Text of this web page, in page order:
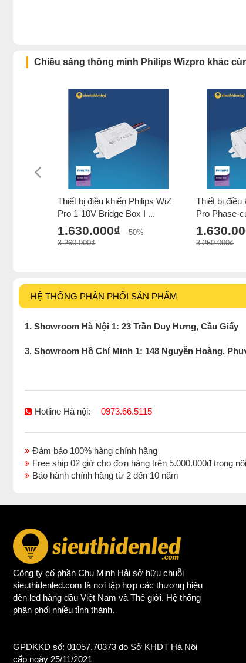
Chiếu sáng thông minh Philips Wizpro khác
Thiết bị điều khiển Philips WiZ
Pro 1-10V Bridge Box I ...
1.630.000₫
-50%
3.260.000₫
Thiết bị điều
Pro Phase-
3.260.000₫
HỆ THỐNG PHÂN PHỐI SẢN PHẨM
1. Showroom Hà Nội 1: 23 Trần Duy Hưng, Cầu Giấy
3. Showroom Hồ Chí Minh 1: 148 Nguyễn Hoàng,
Hotline Hà nội: 0973.66.5115
Đảm bảo 100% hàng chính hãng
Free ship 02 giờ cho đơn hàng trên 5.000.000đ trong
Bảo hành chính hãng từ 2 đến 10 năm
Công ty cổ phần Chu Minh Hải sở hữu chuỗi
sieuthidenled.com là nơi tập hợp các thương hiệu
đèn led hàng đầu Việt Nam và Thế giới. Hệ thống
phân phối nhiều tỉnh thành.
GPĐKKD số: 01057.70373 do Sở KHĐT Hà Nội
cấp ngày 25/11/2021